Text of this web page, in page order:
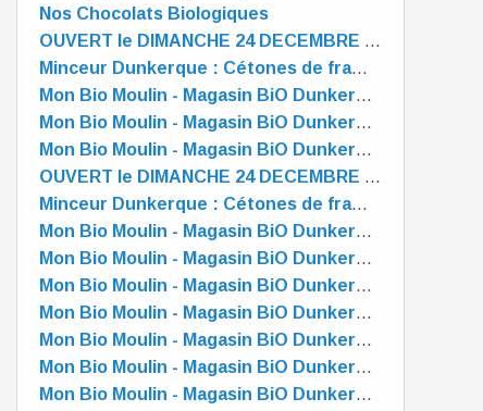
Nos Chocolats Biologiques
OUVERT le DIMANCHE 24 DECEMBRE de 10 à 13 heures
Minceur Dunkerque : Cétones de framboise
Mon Bio Moulin - Magasin BiO Dunkerque - est OUVERT tout l'été
Mon Bio Moulin - Magasin BiO Dunkerque - est OUVERT tout l'été
Mon Bio Moulin - Magasin BiO Dunkerque - est OUVERT tout l'été
OUVERT le DIMANCHE 24 DECEMBRE de 10 à 13 heures
Minceur Dunkerque : Cétones de framboise
Mon Bio Moulin - Magasin BiO Dunkerque - est OUVERT tout l'été
Mon Bio Moulin - Magasin BiO Dunkerque - est OUVERT tout l'été
Mon Bio Moulin - Magasin BiO Dunkerque - est OUVERT tout l'été
Mon Bio Moulin - Magasin BiO Dunkerque - est OUVERT tout l'été
Mon Bio Moulin - Magasin BiO Dunkerque - est OUVERT tout l'été
Mon Bio Moulin - Magasin BiO Dunkerque - est OUVERT tout l'été
Mon Bio Moulin - Magasin BiO Dunkerque - est OUVERT tout l'été